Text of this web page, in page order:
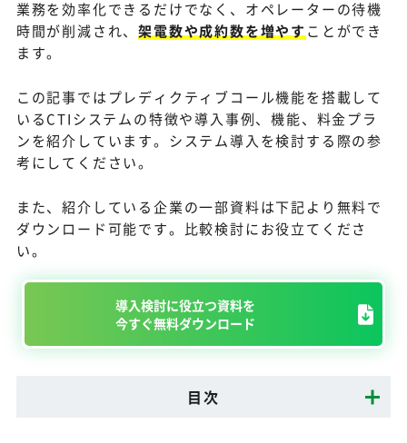
業務を効率化できるだけでなく、オペレーターの待機
時間が削減され、架電数や成約数を増やすことができ
ます。
この記事ではプレディクティブコール機能を搭載して
いるCTIシステムの特徴や導入事例、機能、料金プラ
ンを紹介しています。システム導入を検討する際の参
考にしてください。
また、紹介している企業の一部資料は下記より無料で
ダウンロード可能です。比較検討にお役立てくださ
い。
導入検討に役立つ資料を
今すぐ無料ダウンロード
目次